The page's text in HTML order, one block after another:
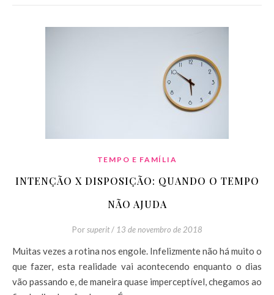
TEMPO E FAMÍLIA
INTENÇÃO X DISPOSIÇÃO: QUANDO O TEMPO
NÃO AJUDA
Por superit / 13 de novembro de 2018
Muitas vezes a rotina nos engole. Infelizmente não há muito o
que fazer, esta realidade vai acontecendo enquanto o dias
vão passando e, de maneira quase imperceptível, chegamos ao